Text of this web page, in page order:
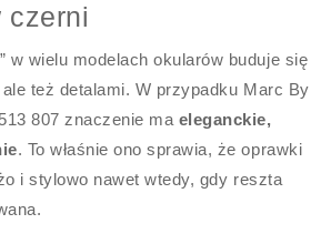
czerni
w wielu modelach okularów buduje się
też detalami. W przypadku Marc By
807 znaczenie ma eleganckie,
. To właśnie ono sprawia, że oprawki
i stylowo nawet wtedy, gdy reszta